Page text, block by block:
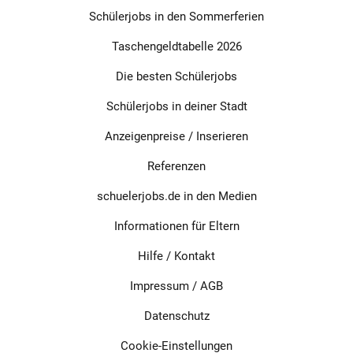
Schülerjobs in den Sommerferien
Taschengeldtabelle 2026
Die besten Schülerjobs
Schülerjobs in deiner Stadt
Anzeigenpreise / Inserieren
Referenzen
schuelerjobs.de in den Medien
Informationen für Eltern
Hilfe / Kontakt
Impressum / AGB
Datenschutz
Cookie-Einstellungen